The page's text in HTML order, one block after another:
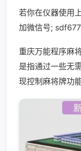
若你在仪器使用
加微信号;
重庆万能程序麻
是指通过一些无
现控制麻将牌功